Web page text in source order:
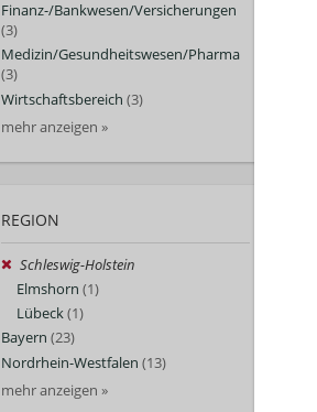
Finanz-/Bankwesen/Versicherungen
(3)
Medizin/Gesundheitswesen/Pharma
(3)
Wirtschaftsbereich (3)
mehr anzeigen »
REGION
Schleswig-Holstein
Elmshorn (1)
Lübeck(1)
Bayern (23)
Nordrhein-Westfalen (13)
mehr anzeigen »